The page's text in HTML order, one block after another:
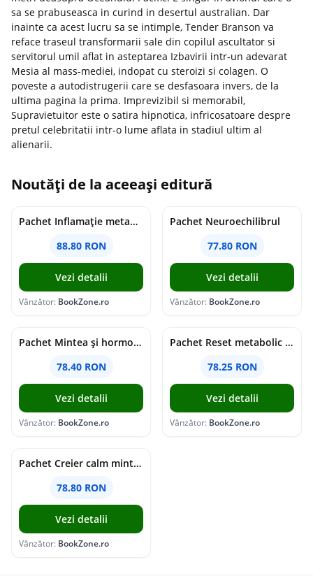
sa se prabuseasca in curind in desertul australian. Dar
inainte ca acest lucru sa se intimple, Tender Branson va
reface traseul transformarii sale din copilul ascultator si
servitorul umil aflat in asteptarea Izbavirii intr-un adevarat
Mesia al mass-mediei, indopat cu steroizi si colagen. O
poveste a autodistrugerii care se desfasoara invers, de la
ultima pagina la prima. Imprevizibil si memorabil,
Supravietuitor este o satira hipnotica, infricosatoare despre
pretul celebritatii intr-o lume aflata in stadiul ultim al
alienarii.
Noutăți de la aceeași editură
Pachet Inflamație metabolism și creier
88.80 RON
Vezi detalii
Vânzător: BookZone.ro
Pachet Neuroechilibrul
77.80 RON
Vezi detalii
Vânzător: BookZone.ro
Pachet Mintea și hormonii tăi
78.40 RON
Vezi detalii
Vânzător: BookZone.ro
Pachet Reset metabolic complet
78.25 RON
Vezi detalii
Vânzător: BookZone.ro
Pachet Creier calm minte puternică
78.80 RON
Vezi detalii
Vânzător: BookZone.ro